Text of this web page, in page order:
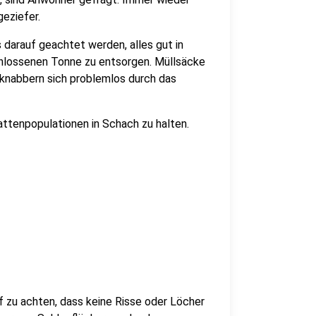
darauf geachtet werden, alles gut in
Tonne zu entsorgen. Müllsäcke
sich problemlos durch das
in Schach zu halten.
achten, dass keine Risse oder Löcher